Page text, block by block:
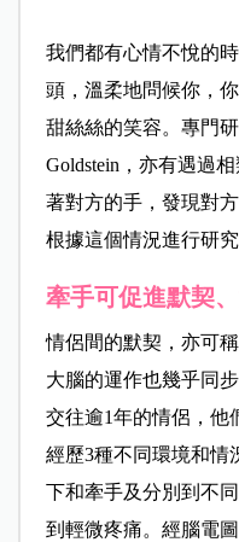
我們都有心情不悅的
頭，溫柔地問候你，
甜絲絲的笑容。專門
Goldstein，亦有遇過
著對方的手，發現對
根據這個情況進行研
牽手可促進默契
情侶間的默契，亦可
大腦的運作也幾乎同
交往逾1年的情侶，他
經歷3種不同環境和情
下和牽手及分別到不
到輕微疼痛。經腦電